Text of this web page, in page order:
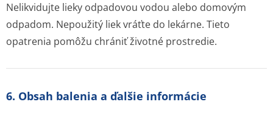
Nelikvidujte lieky odpadovou vodou alebo domovým
odpadom. Nepoužitý liek vráťte do lekárne. Tieto
opatrenia pomôžu chrániť životné prostredie.
6. Obsah balenia a ďalšie informácie